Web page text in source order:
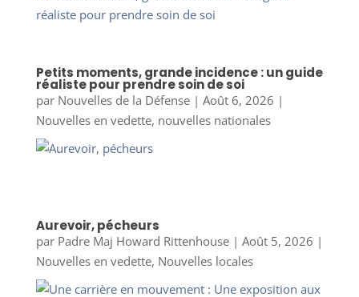
Petits moments, grande incidence : un guide
réaliste pour prendre soin de soi
par Nouvelles de la Défense| Août 6, 2026 |
Nouvelles en vedette, nouvelles nationales
Aurevoir, pécheurs
par Padre Maj Howard Rittenhouse| Août 5, 2026 |
Nouvelles en vedette, Nouvelles locales